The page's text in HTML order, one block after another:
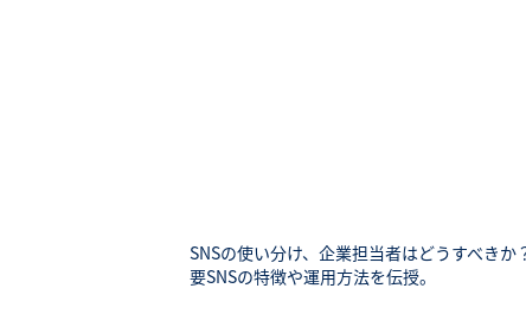
SNSの使い分け、企業担当者はどうすべきか
要SNSの特徴や運用方法を伝授。